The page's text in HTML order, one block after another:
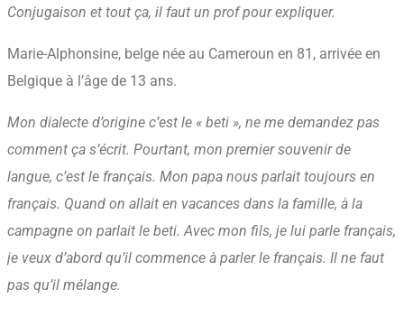
Conjugaison et tout ça, il faut un prof pour expliquer.
Marie-Alphonsine, belge née au Cameroun en 81, arrivée en
Belgique à l’âge de 13 ans.
Mon dialecte d’origine c’est le « beti », ne me demandez pas
comment ça s’écrit. Pourtant, mon premier souvenir de
langue, c’est le français. Mon papa nous parlait toujours en
français. Quand on allait en vacances dans la famille, à la
campagne on parlait le beti. Avec mon fils, je lui parle français,
je veux d’abord qu’il commence à parler le français. Il ne faut
pas qu’il mélange.